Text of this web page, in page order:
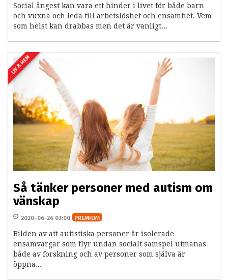
Social ångest kan vara ett hinder i livet för både barn
och vuxna och leda till arbetslöshet och ensamhet. Vem
som helst kan drabbas men det är vanligt...
LIV & HEM
Så tänker personer med autism om
vänskap
2020-06-26 03:00 PREMIUM
Bilden av att autistiska personer är isolerade
ensamvargar som flyr undan socialt samspel utmanas
både av forskning och av personer som själva är
öppna...